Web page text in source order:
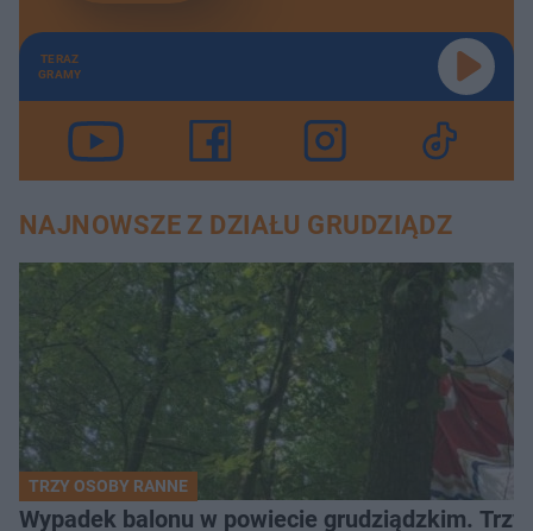
TERAZ
GRAMY
NAJNOWSZE Z DZIAŁU GRUDZIĄDZ
TRZY OSOBY RANNE
Wypadek balonu w powiecie grudziądzkim.